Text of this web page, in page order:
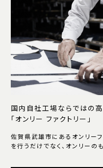
国内自社工場ならではの高
「オンリー ファクトリー」
佐賀県武雄市にあるオンリーフ
を行うだけでなく、オンリーの